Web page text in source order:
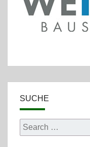
SUCHE
Search
for: